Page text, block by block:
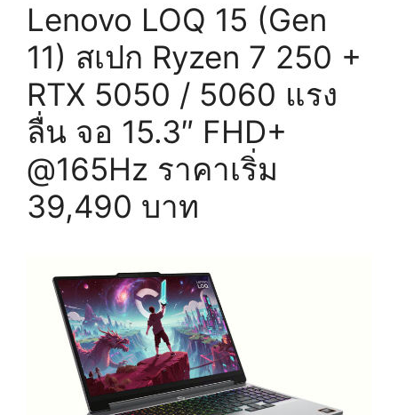
Lenovo LOQ 15 (Gen
11) สเปก Ryzen 7 250 +
RTX 5050 / 5060 แรง
ลื่น จอ 15.3″ FHD+
@165Hz ราคาเริ่ม
39,490 บาท